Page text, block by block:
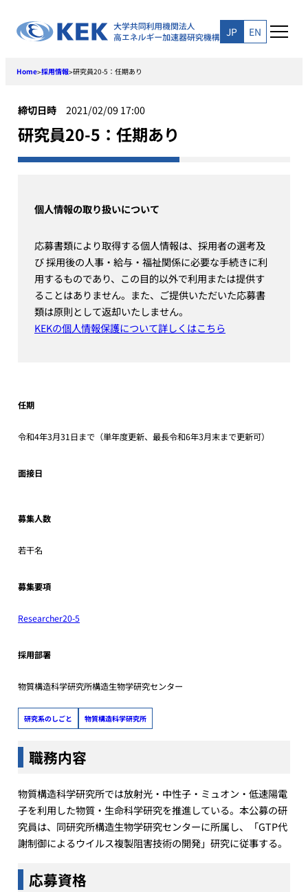
content
JP EN
Home>採用情報>研究員20-5：任期あり
締切日時 2021/02/09 17:00
研究員20-5：任期あり
個人情報の取り扱いについて
応募書類により取得する個人情報は、採用者の選考及
び 採用後の人事・給与・福祉関係に必要な手続きに利
用するものであり、この目的以外で利用または提供す
ることはありません。また、ご提供いただいた応募書
類は原則として返却いたしません。
KEKの個人情報保護について詳しくはこちら
任期
令和4年3月31日まで（単年度更新、最長令和6年3月末まで更新可）
面接日
募集人数
若干名
募集要項
Researcher20-5
採用部署
物質構造科学研究所構造生物学研究センター
研究系のしごと 物質構造科学研究所
職務内容
物質構造科学研究所では放射光・中性子・ミュオン・低速陽電
子を利用した物質・生命科学研究を推進している。本公募の研
究員は、同研究所構造生物学研究センターに所属し、「GTP代
謝制御によるウイルス複製阻害技術の開発」研究に従事する。
応募資格